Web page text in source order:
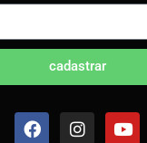
cadastrar